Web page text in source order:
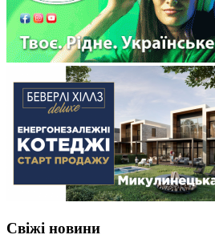
Свіжі новини